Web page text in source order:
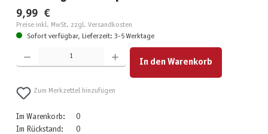
9,99 €
Preise inkl. MwSt. zzgl. Versandkosten
Sofort verfügbar, Lieferzeit: 3-5 Werktage
Produkt Anzahl: Gib den gewünschten Wert ein oder benutze die Schaltflächen um die Anzahl zu
In den Warenkorb
Zum Merkzettel hinzufügen
Im Warenkorb:
0
Im Rückstand:
0